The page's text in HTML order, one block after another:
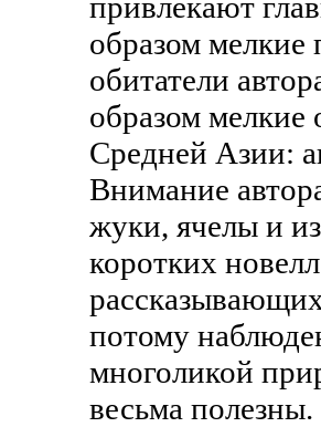
образом мелкие
обитатели
образом мелкие
Средней Азии:
Внимание
жуки, ячелы и
коротких новелл
потому
многоликой
весьма полезны.